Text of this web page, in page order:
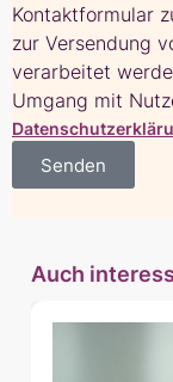
Kontaktformular
zur Versendung
verarbeitet
Umgang mit
Senden
Auch